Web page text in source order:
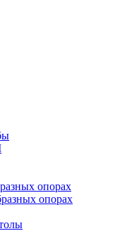
опорах
опорах